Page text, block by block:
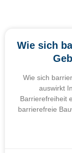
Wie sich
Wie sich
auswirkt
Barrierefreiheit
barrierefreie